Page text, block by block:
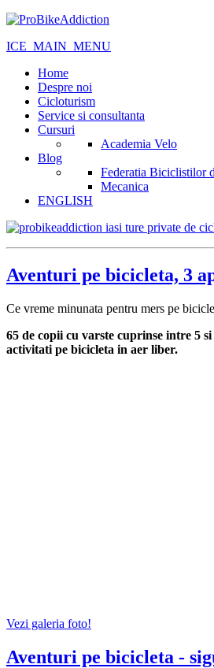
ICE_MAIN_MENU
Home
Despre noi
Cicloturism
Service si consultanta
Cursuri
Academia Velo
Blog
Federatia Biciclistilor
Mecanica
ENGLISH
Aventuri pe bicicleta, 3
Ce vreme minunata pentru mers pe
65 de copii cu varste cuprinse intre 5
activitati pe bicicleta in aer liber.
Vezi galeria foto!
Aventuri pe bicicleta -